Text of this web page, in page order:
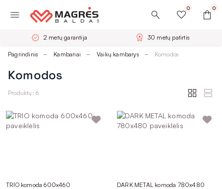
0 0
2 metų garantija 30 metų patirtis
Pagrindinis Kambariai Vaikų kambarys Komodos
Komodos
Produktų: 6
TRIO komoda 600x460 DARK METAL komoda 780x480